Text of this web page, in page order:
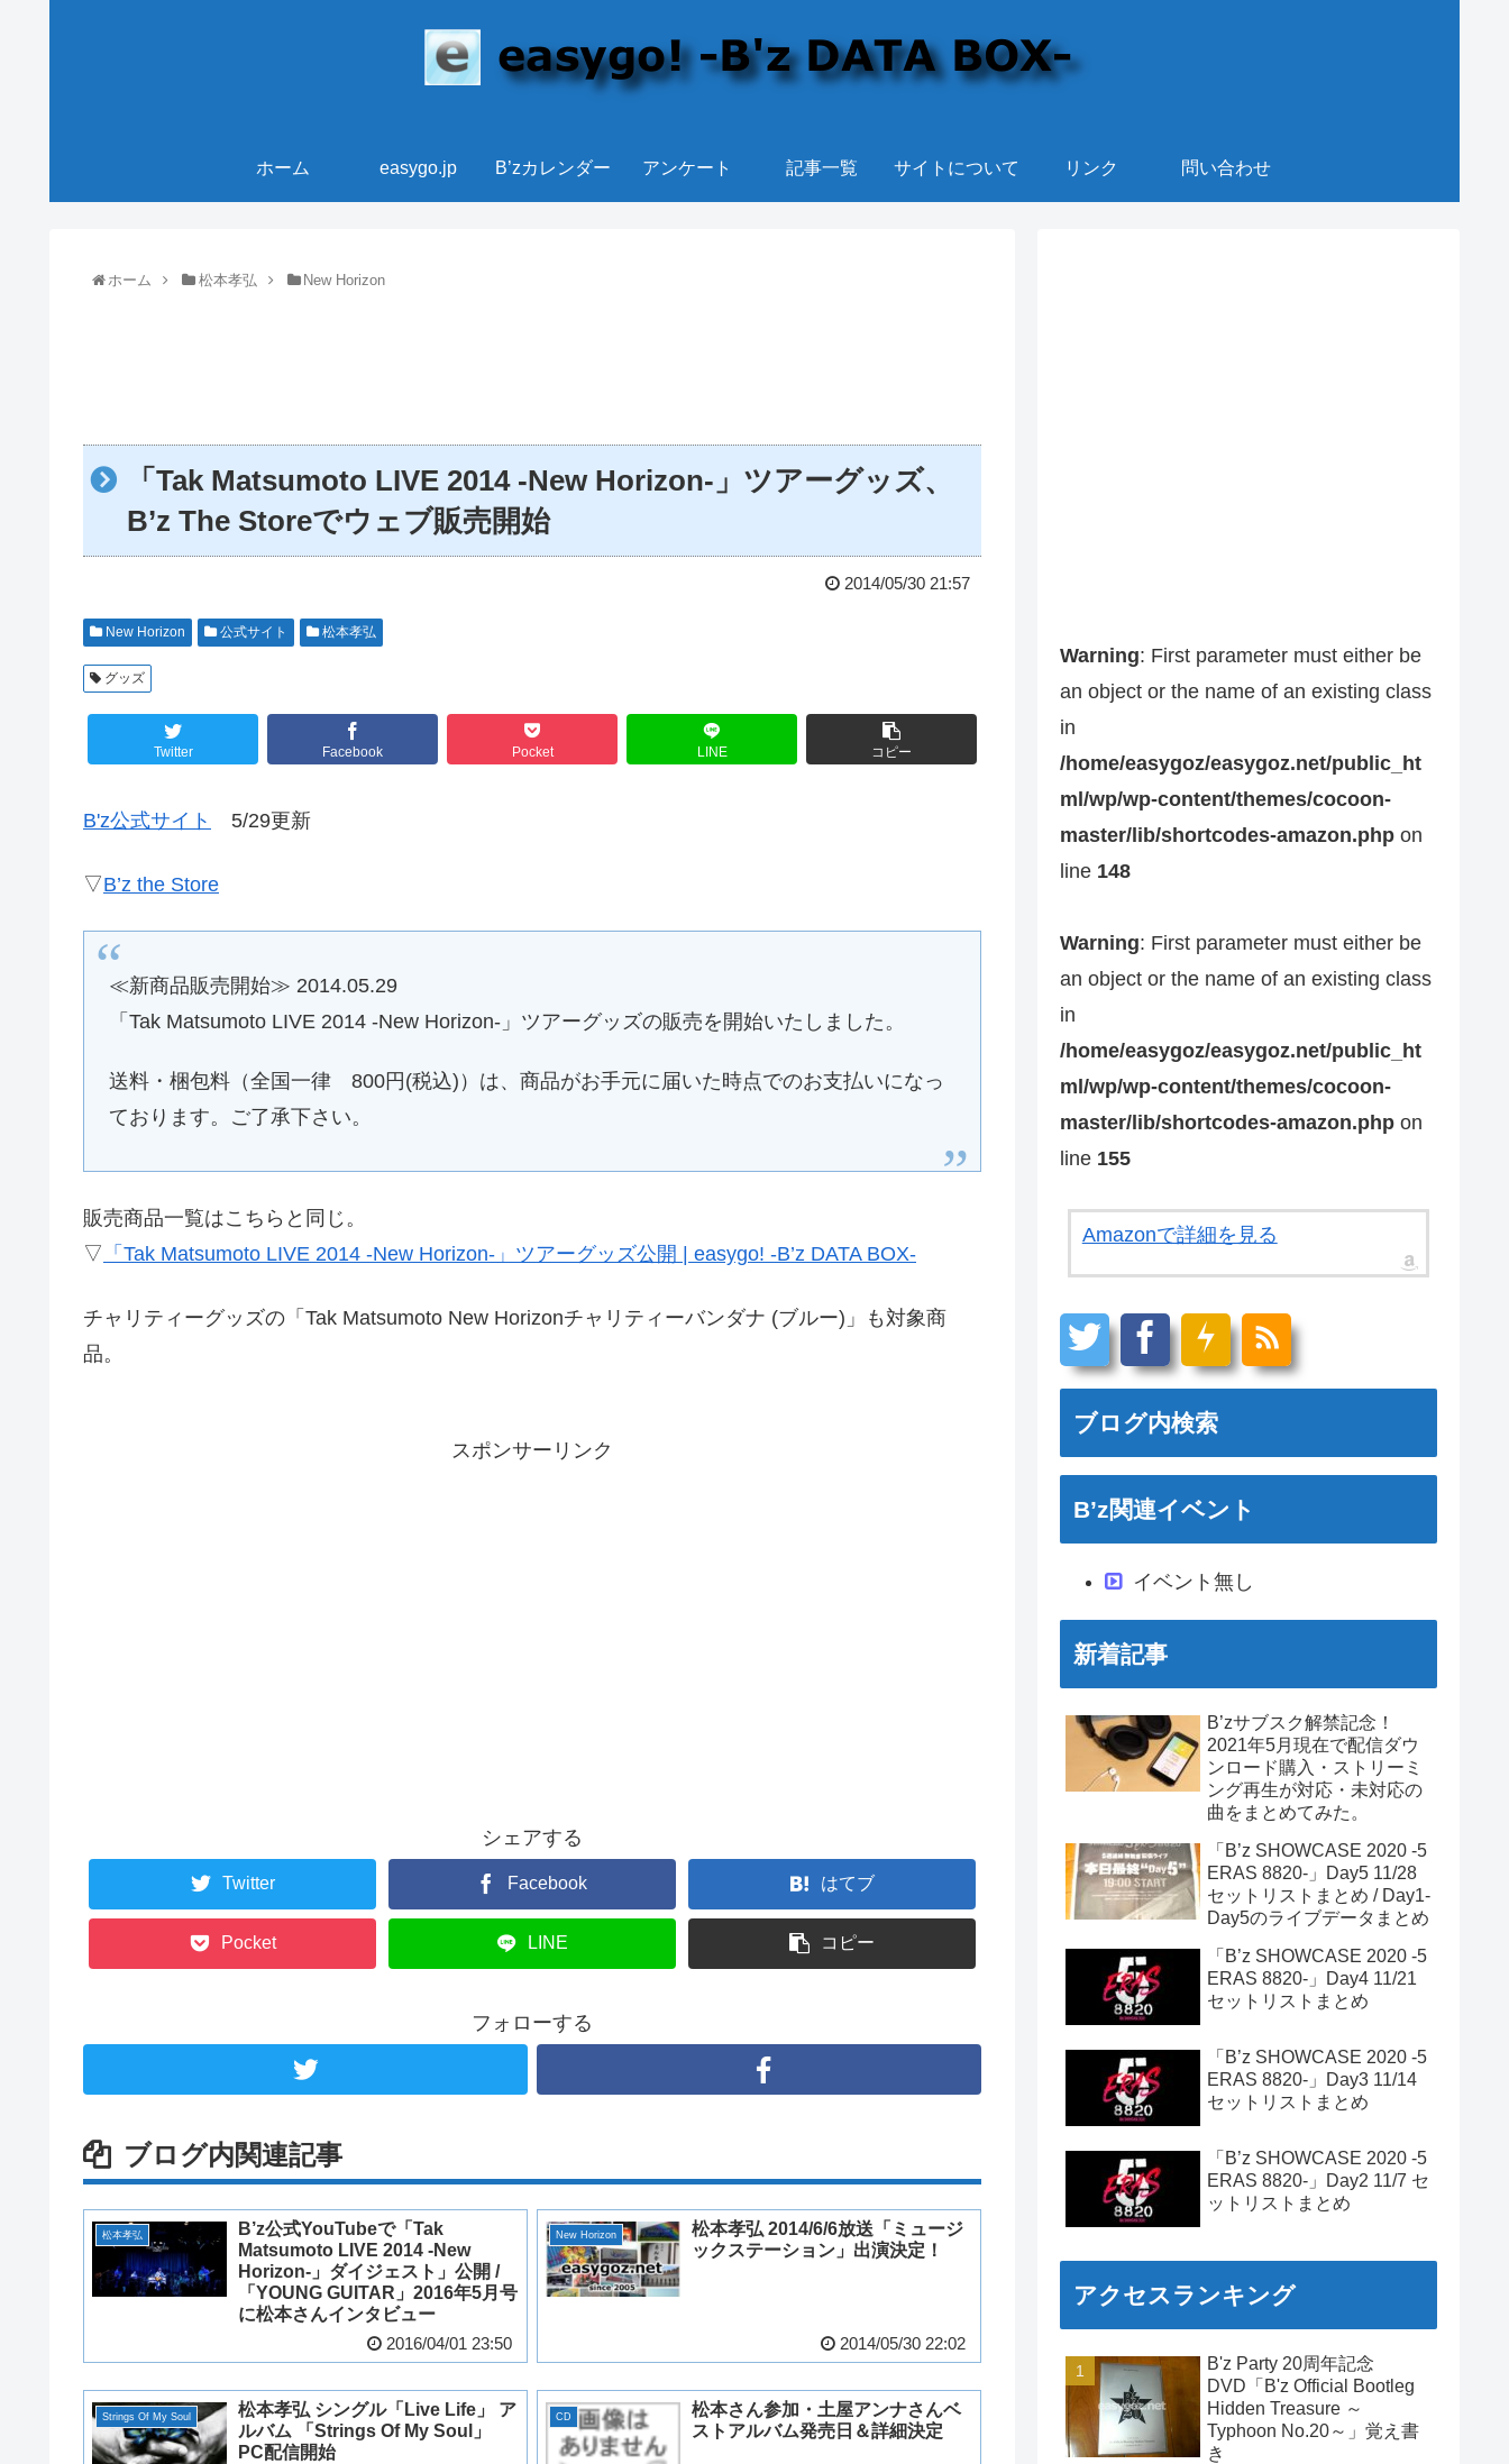
ホーム easygo.jp B’zカレンダー アンケート 記事一覧 サイトについて リンク 問い合わせ
ホーム 松本孝弘 New Horizon
「Tak Matsumoto LIVE 2014 -New Horizon-」ツアーグッズ、
B’z The Storeでウェブ販売開始
2014/05/30 21:57
New Horizon 公式サイト 松本孝弘
グッズ
Twitter Facebook Pocket LINE コピー
B'z公式サイト 5/29更新
▽B’z the Store
≪新商品販売開始≫ 2014.05.29
「Tak Matsumoto LIVE 2014 -New Horizon-」ツアーグッズの販売を開始いたしました。
送料・梱包料（全国一律 800円(税込)）は、商品がお手元に届いた時点でのお支払いになっ
ております。ご了承下さい。
販売商品一覧はこちらと同じ。
▽ 「Tak Matsumoto LIVE 2014 -New Horizon-」ツアーグッズ公開 | easygo! -B’z DATA BOX-
チャリティーグッズの「Tak Matsumoto New Horizonチャリティーバンダナ (ブルー)」も対象商
品。
スポンサーリンク
シェアする
Twitter Facebook はてブ
Pocket LINE コピー
フォローする
ブログ内関連記事
松本孝弘
B’z公式YouTubeで「Tak
Matsumoto LIVE 2014 -New
Horizon-」ダイジェスト」公開 /
「YOUNG GUITAR」2016年5月号
に松本さんインタビュー
2016/04/01 23:50
New Horizon
松本孝弘 2014/6/6放送「ミュージ
ックステーション」出演決定！
2014/05/30 22:02
Strings Of My Soul
松本孝弘 シングル「Live Life」 ア
ルバム 「Strings Of My Soul」
PC配信開始
CD
松本さん参加・土屋アンナさんベ
ストアルバム発売日＆詳細決定
Warning: First parameter must either be
an object or the name of an existing class
in
/home/easygoz/easygoz.net/public_ht
ml/wp/wp-content/themes/cocoon-
master/lib/shortcodes-amazon.php on
line 148
Warning: First parameter must either be
an object or the name of an existing class
in
/home/easygoz/easygoz.net/public_ht
ml/wp/wp-content/themes/cocoon-
master/lib/shortcodes-amazon.php on
line 155
Amazonで詳細を見る
ブログ内検索
B’z関連イベント
イベント無し
新着記事
B’zサブスク解禁記念！
2021年5月現在で配信ダウ
ンロード購入・ストリーミ
ング再生が対応・未対応の
曲をまとめてみた。
「B’z SHOWCASE 2020 -5
ERAS 8820-」Day5 11/28
セットリストまとめ / Day1-
Day5のライブデータまとめ
「B’z SHOWCASE 2020 -5
ERAS 8820-」Day4 11/21
セットリストまとめ
「B’z SHOWCASE 2020 -5
ERAS 8820-」Day3 11/14
セットリストまとめ
「B’z SHOWCASE 2020 -5
ERAS 8820-」Day2 11/7 セ
ットリストまとめ
アクセスランキング
B'z Party 20周年記念
DVD「B'z Official Bootleg
Hidden Treasure ～
Typhoon No.20～」覚え書
き